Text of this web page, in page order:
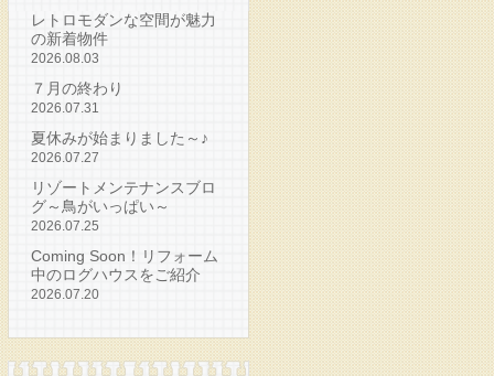
レトロモダンな空間が魅力
の新着物件
2026.08.03
７月の終わり
2026.07.31
夏休みが始まりました～♪
2026.07.27
リゾートメンテナンスブロ
グ～鳥がいっぱい～
2026.07.25
Coming Soon！リフォーム
中のログハウスをご紹介
2026.07.20